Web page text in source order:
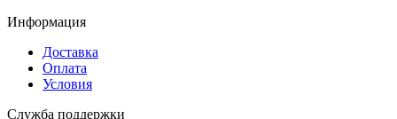
Информация
Доставка
Оплата
Условия
Служба поддержки